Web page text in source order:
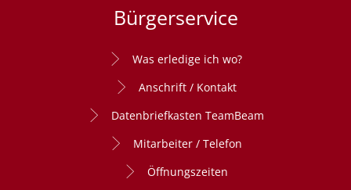
Bürgerservice
Was erledige ich wo?
Anschrift / Kontakt
Datenbriefkasten TeamBeam
Mitarbeiter / Telefon
Öffnungszeiten